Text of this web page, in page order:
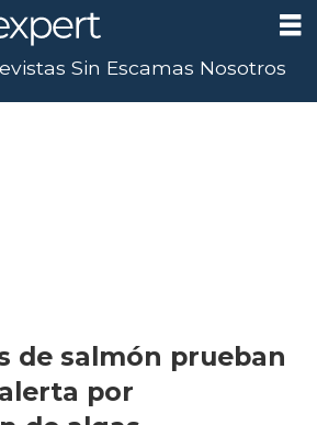
de salmón prueban
por
Sin Escamas Nosotros